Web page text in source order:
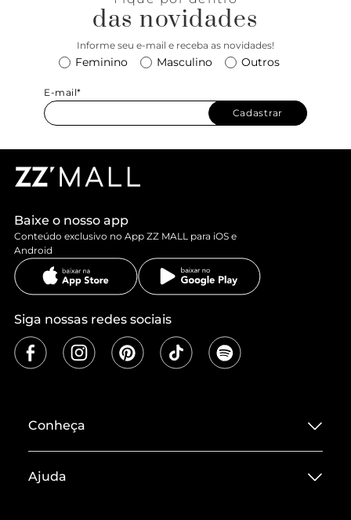
das novidades
Informe seu e-mail e receba as novidades!
Feminino Masculino Outros
E-mail*
Cadastrar
Baixe o nosso app
Conteúdo exclusivo no App ZZ MALL para iOS e
Android
Siga nossas redes sociais
Conheça
Termos de Uso
Ajuda